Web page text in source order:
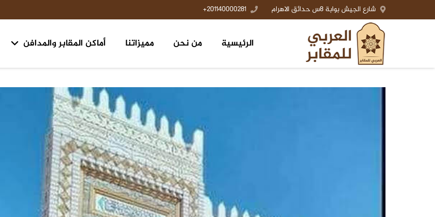
شارع الجيش بوابة 8س حدائق الاهرام 201140000281+
الرئيسية من نحن مميزاتنا أماكن المقابر والمدافن